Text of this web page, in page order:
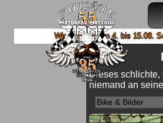
Wir machen von 4. bis 15.08.
Dieses schlichte,
niemand an
Bike & Bilder